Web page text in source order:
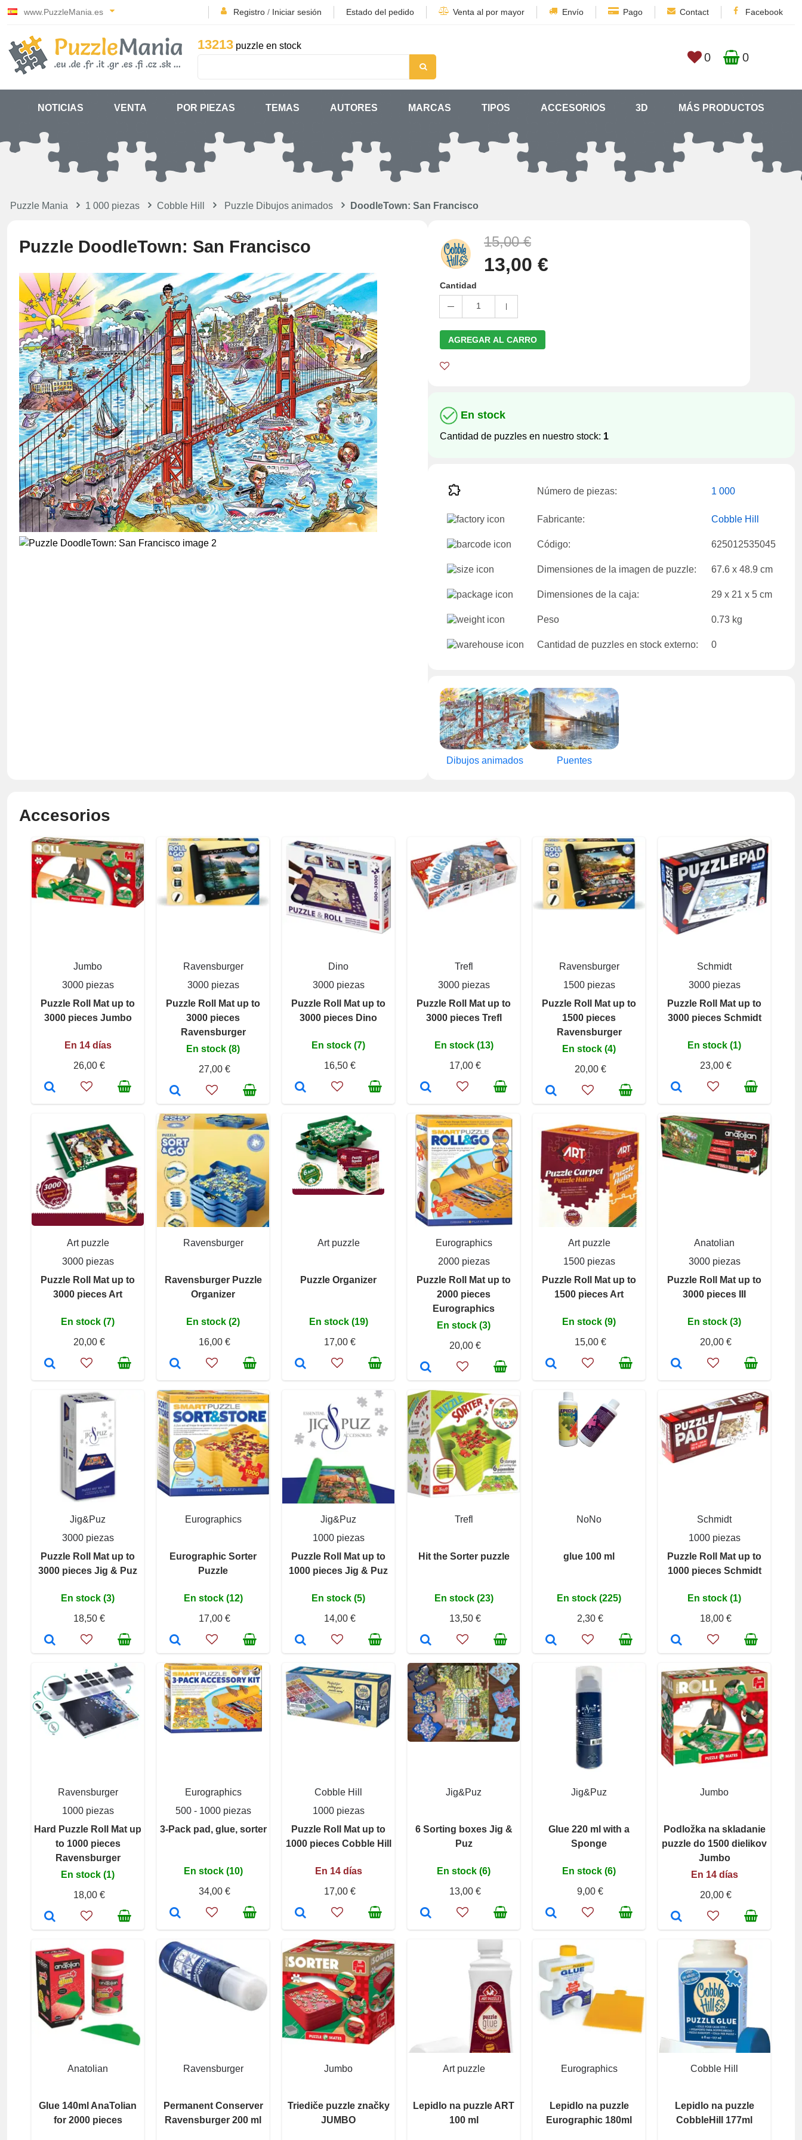
www.PuzzleMania.es Registro / Iniciar sesión Estado del pedido Venta al por mayor Envío Pago Contact Facebook
13213 puzzle en stock
0 0
NOTICIAS VENTA POR PIEZAS TEMAS AUTORES MARCAS TIPOS ACCESORIOS 3D MÁS PRODUCTOS
Puzzle Mania 1 000 piezas Cobble Hill Puzzle Dibujos animados DoodleTown: San Francisco
Puzzle DoodleTown: San Francisco 15,00 €
13,00 €
Cantidad
1
AGREGAR AL CARRO
En stock
Cantidad de puzzles en nuestro stock: 1
Número de piezas: 1 000
Fabricante: Cobble Hill
Código: 625012535045
Dimensiones de la imagen de puzzle: 67.6 x 48.9 cm
Dimensiones de la caja: 29 x 21 x 5 cm
Peso 0.73 kg
Cantidad de puzzles en stock externo: 0
Dibujos animados Puentes
Accesorios
Jumbo
3000 piezas
Puzzle Roll Mat up to
3000 pieces Jumbo
En 14 días
26,00 €
Ravensburger
3000 piezas
Puzzle Roll Mat up to
3000 pieces
Ravensburger
En stock (8)
27,00 €
Dino
3000 piezas
Puzzle Roll Mat up to
3000 pieces Dino
En stock (7)
16,50 €
Trefl
3000 piezas
Puzzle Roll Mat up to
3000 pieces Trefl
En stock (13)
17,00 €
Ravensburger
1500 piezas
Puzzle Roll Mat up to
1500 pieces
Ravensburger
En stock (4)
20,00 €
Schmidt
3000 piezas
Puzzle Roll Mat up to
3000 pieces Schmidt
En stock (1)
23,00 €
Art puzzle
3000 piezas
Puzzle Roll Mat up to
3000 pieces Art
En stock (7)
20,00 €
Ravensburger
Ravensburger Puzzle
Organizer
En stock (2)
16,00 €
Art puzzle
Puzzle Organizer
En stock (19)
17,00 €
Eurographics
2000 piezas
Puzzle Roll Mat up to
2000 pieces
Eurographics
En stock (3)
20,00 €
Art puzzle
1500 piezas
Puzzle Roll Mat up to
1500 pieces Art
En stock (9)
15,00 €
Anatolian
3000 piezas
Puzzle Roll Mat up to
3000 pieces III
En stock (3)
20,00 €
Jig&Puz
3000 piezas
Puzzle Roll Mat up to
3000 pieces Jig & Puz
En stock (3)
18,50 €
Eurographics
Eurographic Sorter
Puzzle
En stock (12)
17,00 €
Jig&Puz
1000 piezas
Puzzle Roll Mat up to
1000 pieces Jig & Puz
En stock (5)
14,00 €
Trefl
Hit the Sorter puzzle
En stock (23)
13,50 €
NoNo
glue 100 ml
En stock (225)
2,30 €
Schmidt
1000 piezas
Puzzle Roll Mat up to
1000 pieces Schmidt
En stock (1)
18,00 €
Ravensburger
1000 piezas
Hard Puzzle Roll Mat up
to 1000 pieces
Ravensburger
En stock (1)
18,00 €
Eurographics
500 - 1000 piezas
3-Pack pad, glue, sorter
En stock (10)
34,00 €
Cobble Hill
1000 piezas
Puzzle Roll Mat up to
1000 pieces Cobble Hill
En 14 días
17,00 €
Jig&Puz
6 Sorting boxes Jig &
Puz
En stock (6)
13,00 €
Jig&Puz
Glue 220 ml with a
Sponge
En stock (6)
9,00 €
Jumbo
Podložka na skladanie
puzzle do 1500 dielikov
Jumbo
En 14 días
20,00 €
Anatolian
Glue 140ml AnaTolian
for 2000 pieces
Ravensburger
Permanent Conserver
Ravensburger 200 ml
Jumbo
Triediče puzzle značky
JUMBO
Art puzzle
Lepidlo na puzzle ART
100 ml
Eurographics
Lepidlo na puzzle
Eurographic 180ml
Cobble Hill
Lepidlo na puzzle
CobbleHill 177ml